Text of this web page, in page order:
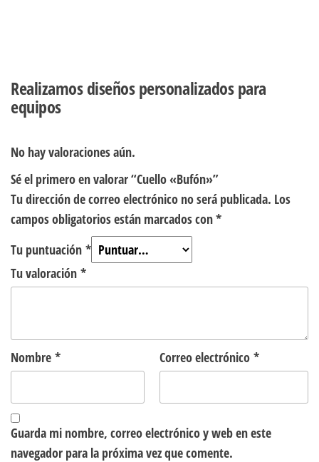
Realizamos diseños personalizados para
equipos
No hay valoraciones aún.
Sé el primero en valorar “Cuello «Bufón»”
Tu dirección de correo electrónico no será publicada. Los
campos obligatorios están marcados con*
Tu puntuación *
Tu valoración *
Nombre * Correo electrónico *
Guarda mi nombre, correo electrónico y web en este
navegador para la próxima vez que comente.